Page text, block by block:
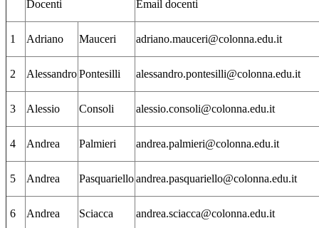
Docenti Email docenti
1 Adriano Mauceri adriano.mauceri@colonna.edu.it
2 AlessandroPontesilli alessandro.pontesilli@colonna.edu.it
3 Alessio Consoli alessio.consoli@colonna.edu.it
4 Andrea Palmieri andrea.palmieri@colonna.edu.it
5 Andrea Pasquarielloandrea.pasquariello@colonna.edu.it
6 Andrea Sciacca andrea.sciacca@colonna.edu.it